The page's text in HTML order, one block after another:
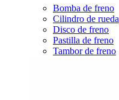
Bomba de freno
Cilindro de rueda
Disco de freno
Pastilla de freno
Tambor de freno